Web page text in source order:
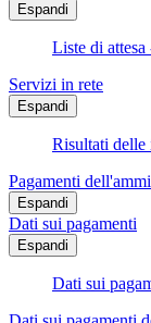
Espandi
Liste di
Servizi in rete
Espandi
Risultati delle
Pagamenti
Espandi
Dati sui pagamenti
Espandi
Dati sui